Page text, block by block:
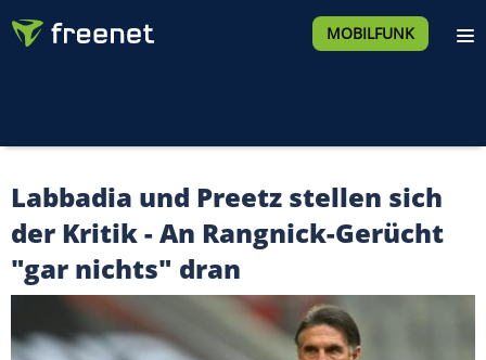
MOBILFUNK
Labbadia und Preetz stellen sich
der Kritik - An Rangnick-Gerücht
"gar nichts" dran